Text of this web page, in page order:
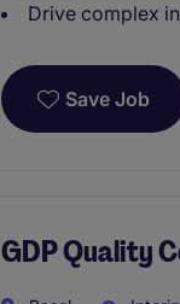
Drive complex
Save Job
GDP Quality